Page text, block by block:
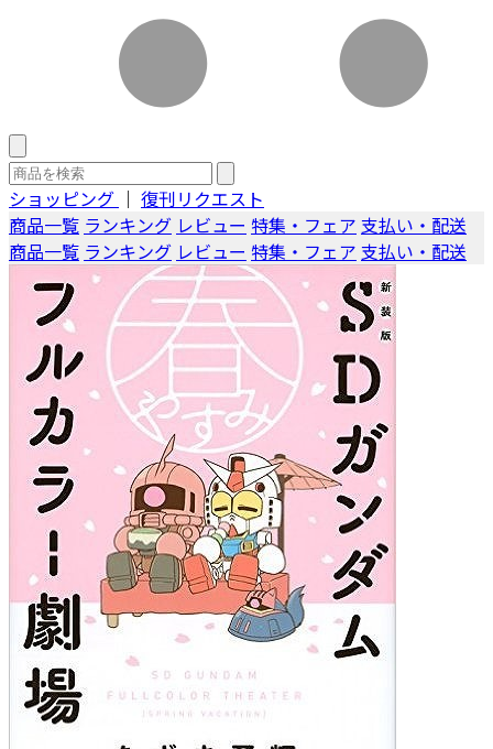
ショッピング ｜ 復刊リクエスト
商品一覧 ランキング レビュー 特集・フェア 支払い・配送
商品一覧 ランキング レビュー 特集・フェア 支払い・配送